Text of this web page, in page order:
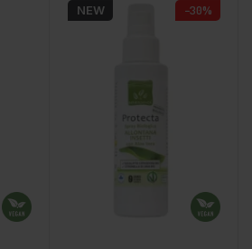
NEW −30%